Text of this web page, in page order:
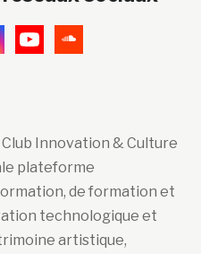
Innovation & Culture
plateforme
de formation et
technologique et
artistique,